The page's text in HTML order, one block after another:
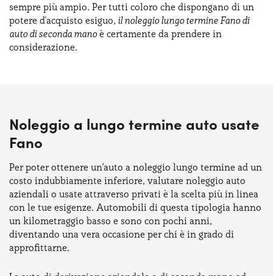
sempre più ampio. Per tutti coloro che dispongano di un
potere d'acquisto esiguo, il noleggio lungo termine Fano di
auto di seconda manoè certamente da prendere in
considerazione.
Noleggio a lungo termine auto usate
Fano
Per poter ottenere un’auto a noleggio lungo termine ad un
costo indubbiamente inferiore, valutare noleggio auto
aziendali o usate attraverso privati è la scelta più in linea
con le tue esigenze. Automobili di questa tipologia hanno
un kilometraggio basso e sono con pochi anni,
diventando una vera occasione per chi è in grado di
approfittarne.